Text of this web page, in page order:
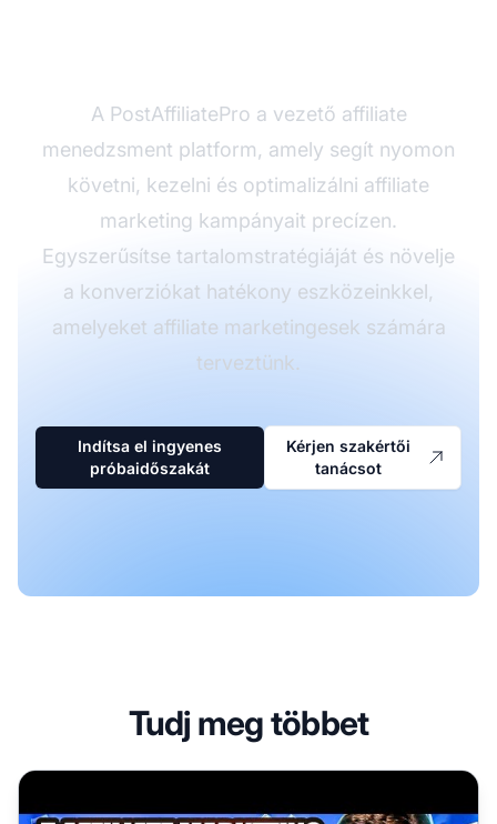
A PostAffiliatePro a vezető affiliate
menedzsment platform, amely segít nyomon
követni, kezelni és optimalizálni affiliate
marketing kampányait precízen.
Egyszerűsítse tartalomstratégiáját és növelje
a konverziókat hatékony eszközeinkkel,
amelyeket affiliate marketingesek számára
terveztünk.
Indítsa el ingyenes
próbaidőszakát
Kérjen szakértői
tanácsot
Tudj meg többet
A 5 legjobb tartalomtípus az affiliate marketinghez